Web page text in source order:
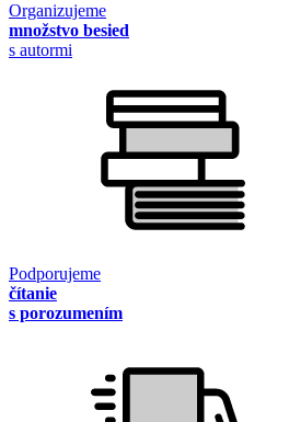
Organizujeme
množstvo besied
s autormi
Podporujeme
čítanie
s porozumením